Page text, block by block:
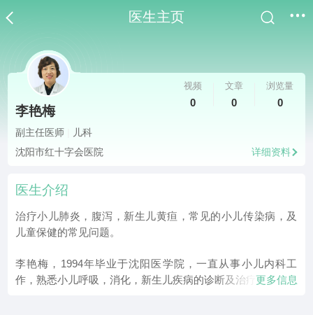
医生主页
李艳梅
副主任医师
儿科
沈阳市红十字会医院
详细资料
视频
0
文章
0
浏览量
0
医生介绍
治疗小儿肺炎，腹泻，新生儿黄疸，常见的小儿传染病，及
儿童保健的常见问题。
李艳梅，1994年毕业于沈阳医学院，一直从事小儿内科工
作，熟悉小儿呼吸，消化，新生儿疾病的诊断及治疗。更多信息